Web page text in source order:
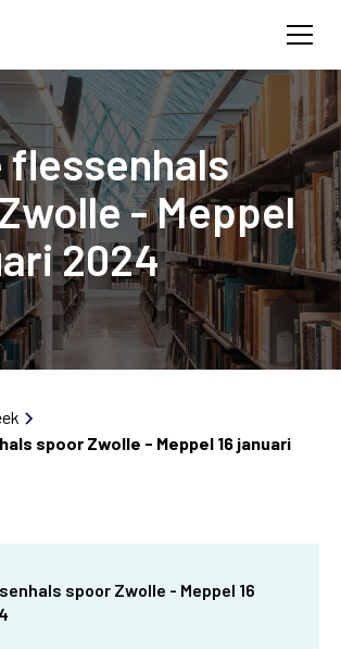
- Meppel
2024
spoor Zwolle - Meppel 16 januari
spoor Zwolle - Meppel 16